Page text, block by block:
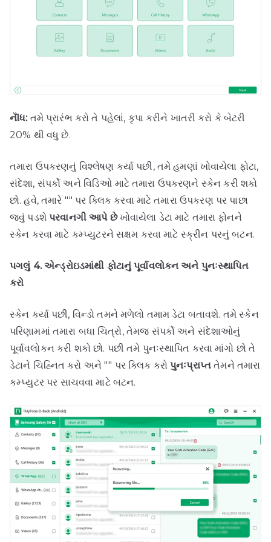
નૉૅધ:તમે પ્રારંભ કરો તે પહેલાં, કૃપા કરીને ખાતરી કરો કે બેટરી
20% થી વધુ છે.
તમારા ઉપકરણનું વિશ્લેષણ કર્યા પછી, તમે હમણાં ખોવાયેલા ફોટા,
સંદેશા, સંપર્કો અને વિડિઓ માટે તમારા ઉપકરણને સ્કેન કરી શકો
છો. હવે, તમારે "" પર ક્લિક કરવા માટે તમારા ઉપકરણ પર પાછા
જવું પડશેપરવાનગી આપે છેખોવાયેલા ડેટા માટે તમારા ફોનને
સ્કેન કરવા માટે કમ્પ્યુટરને સક્ષમ કરવા માટે સ્ક્રીન પરનું બટન.
પગલું 4. એન્ડ્રોઇડમાંથી ફોટાનું પૂર્વાવલોકન અને પુનઃસ્થાપિત
કરો
સ્કેન કર્યા પછી, વિન્ડો તમને મળેલો તમામ ડેટા બતાવશે. તમે સ્કેન
પરિણામમાં તમારા બધા ચિત્રો, તેમજ સંપર્કો અને સંદેશાઓનું
પૂર્વાવલોકન કરી શકો છો. પછી તમે પુનઃસ્થાપિત કરવા માંગો છો તે
ડેટાને ચિહ્નિત કરો અને "" પર ક્લિક કરોપુનઃપ્રાપ્ત તેમને તમારા
કમ્પ્યુટર પર સાચવવા માટે બટન.